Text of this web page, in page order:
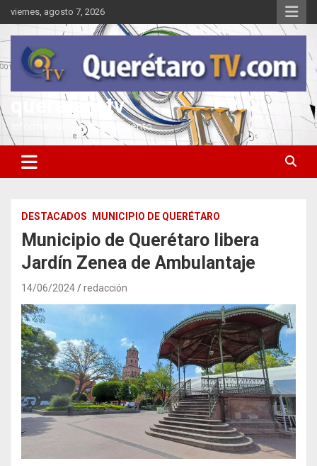
Saltar
al
contenido
viernes, agosto 7, 2026
queretarotv
Información y entretenimiento
DESTACADOS MUNICIPIO DE QUERÉTARO
Municipio de Querétaro libera
Jardín Zenea de Ambulantaje
14/06/2024 redacción